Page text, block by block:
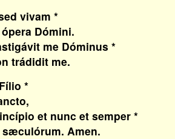
vivam *
Dómini.
me Dóminus *
trádidit me.
*
et nunc et semper *
Amen.